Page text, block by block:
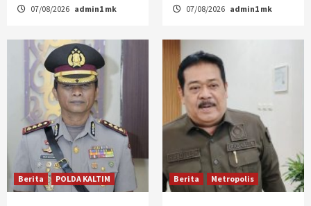
07/08/2026 admin1 mk 07/08/2026 admin1 mk
Berita POLDA KALTIM Berita Metropolis